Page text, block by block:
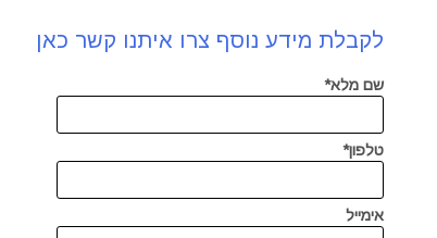
לקבלת מידע נוסף צרו איתנו קשר כאן
שם מלא*
טלפון*
אימייל